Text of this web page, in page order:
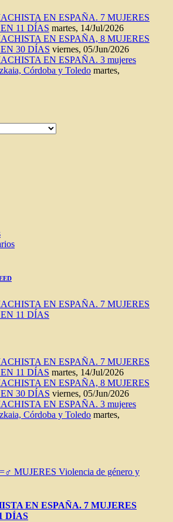
EN ESPAÑA. 7 MUJERES
11 DÍAS martes, 14/Jul/2026
EN ESPAÑA, 8 MUJERES
30 DÍAS viernes, 05/Jun/2026
EN ESPAÑA. 3 mujeres
Córdoba y Toledo martes,
EN ESPAÑA. 7 MUJERES
11 DÍAS
EN ESPAÑA. 7 MUJERES
11 DÍAS martes, 14/Jul/2026
EN ESPAÑA, 8 MUJERES
30 DÍAS viernes, 05/Jun/2026
EN ESPAÑA. 3 mujeres
Córdoba y Toledo martes,
MUJERES Violencia de género y
EN ESPAÑA. 7 MUJERES
DÍAS